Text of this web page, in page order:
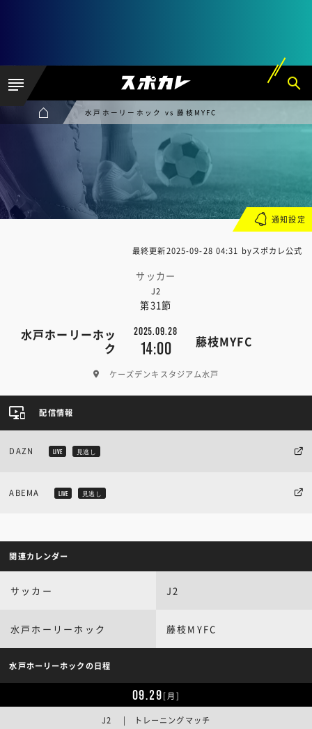
水戸ホーリーホック vs 藤枝MYFC
最終更新2025-09-28 04:31 byスポカレ公式
サッカー
J2
第31節
水戸ホーリーホッ
ク
2025.09.28
14:00 藤枝MYFC
ケーズデンキスタジアム水戸
通知設定
配信情報
DAZN LIVE 見逃し
ABEMA LIVE 見逃し
関連カレンダー
サッカー J2
水戸ホーリーホック 藤枝MYFC
水戸ホーリーホックの日程
09.29[月]
J2 | トレーニングマッチ